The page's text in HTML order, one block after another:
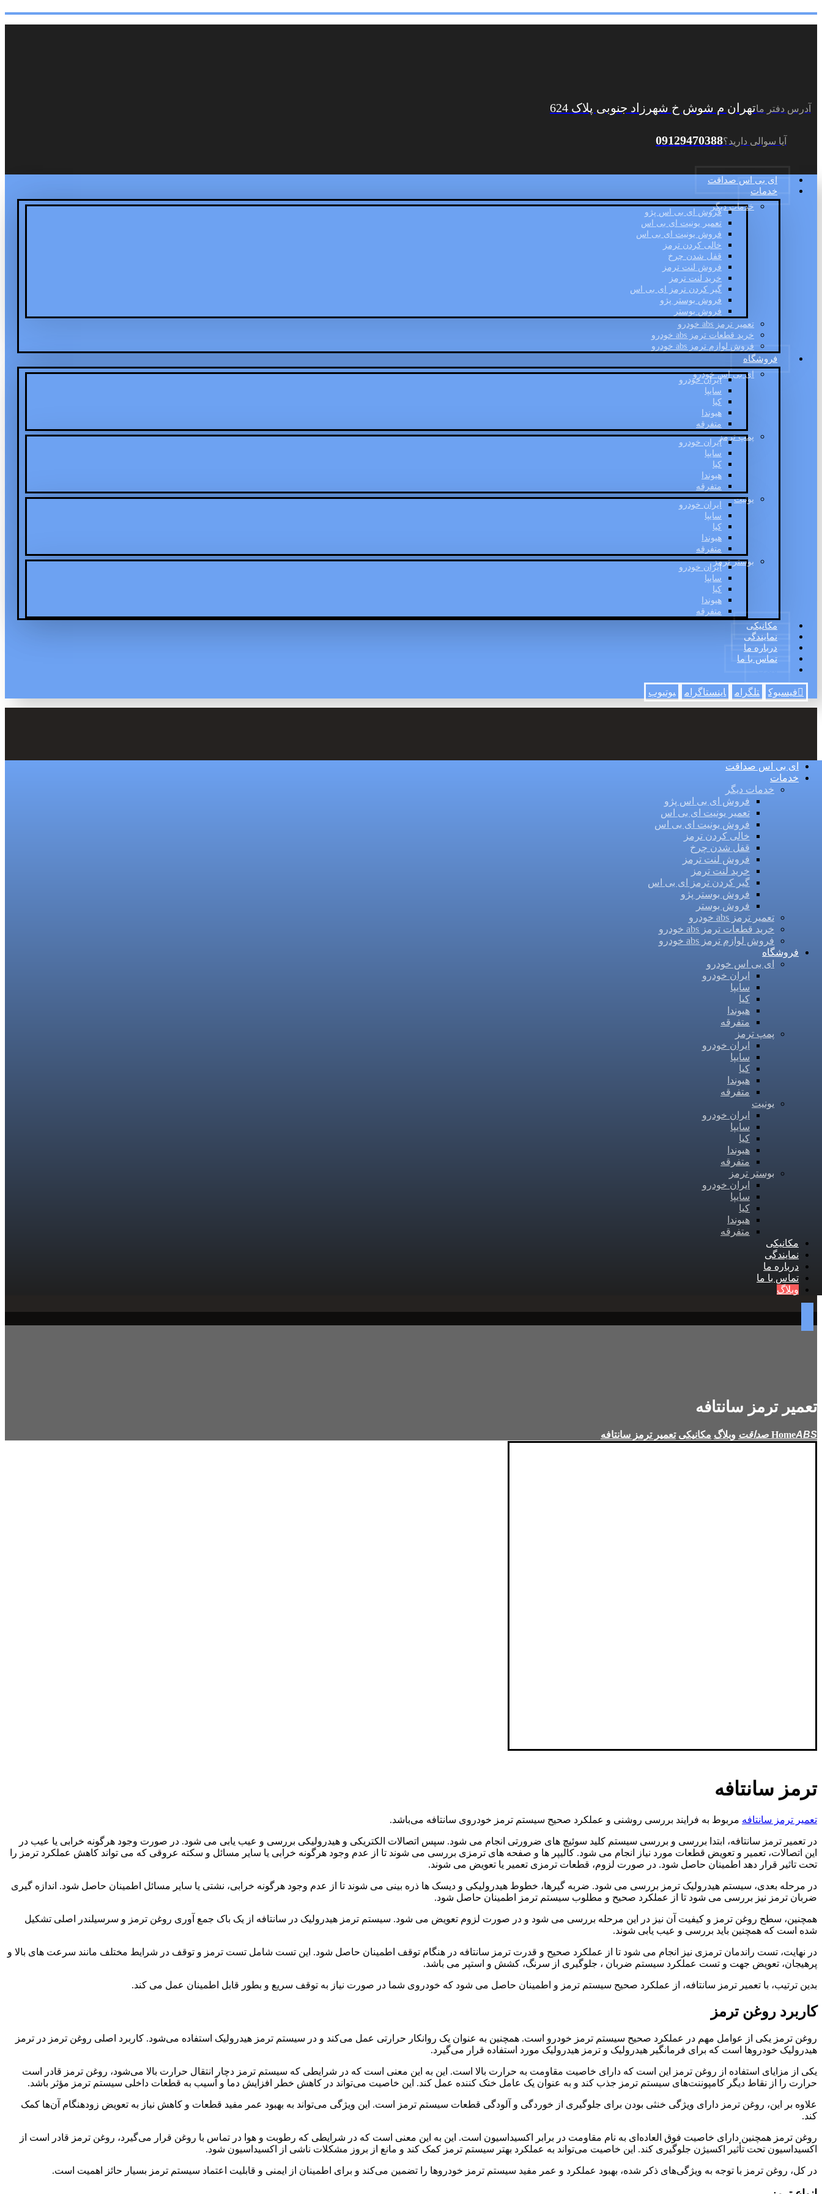
آدرس دفتر ماتهران م شوش خ شهرزاد جنوبی پلاک 624
آیا سوالی دارید؟09129470388
ای بی اس صداقت
خدمات
خدمات دیگر
فروش ای بی اس پژو
تعمیر یونیت ای بی اس
فروش یونیت ای بی اس
خالی کردن ترمز
قفل شدن چرخ
فروش لنت ترمز
خرید لنت ترمز
گیر کردن ترمز ای بی اس
فروش بوستر پژو
فروش بوستر
تعمیر ترمز abs خودرو
خرید قطعات ترمز abs خودرو
فروش لوازم ترمز abs خودرو
فروشگاه
ای بی اس خودرو
ایران خودرو
سایپا
کیا
هیوندا
متفرقه
پمپ ترمز
ایران خودرو
سایپا
کیا
هیوندا
متفرقه
یونیت
ایران خودرو
سایپا
کیا
هیوندا
متفرقه
بوستر ترمز
ایران خودرو
سایپا
کیا
هیوندا
متفرقه
مکانیکی
نمایندگی
درباره ما
تماس با ما
فیسبوک تلگرام اینستاگرام یوتیوب
ای بی اس صداقت
خدمات
خدمات دیگر
فروش ای بی اس پژو
تعمیر یونیت ای بی اس
فروش یونیت ای بی اس
خالی کردن ترمز
قفل شدن چرخ
فروش لنت ترمز
خرید لنت ترمز
گیر کردن ترمز ای بی اس
فروش بوستر پژو
فروش بوستر
تعمیر ترمز abs خودرو
خرید قطعات ترمز abs خودرو
فروش لوازم ترمز abs خودرو
فروشگاه
ای بی اس خودرو
ایران خودرو
سایپا
کیا
هیوندا
متفرقه
پمپ ترمز
ایران خودرو
سایپا
کیا
هیوندا
متفرقه
یونیت
ایران خودرو
سایپا
کیا
هیوندا
متفرقه
بوستر ترمز
ایران خودرو
سایپا
کیا
هیوندا
متفرقه
مکانیکی
نمایندگی
درباره ما
تماس با ما
وبلاگ
تعمیر ترمز سانتافه
Home وبلاگ مکانیکی تعمیر ترمز سانتافه
ترمز سانتافه
تعمیر ترمز سانتافه مربوط به فرایند بررسی روشنی و عملکرد صحیح سیستم ترمز خودروی سانتافه می‌باشد.
در تعمیر ترمز سانتافه، ابتدا بررسی و بررسی سیستم کلید سوئیچ های ضرورتی انجام می شود. سپس اتصالات الکتریکی و هیدرولیکی بررسی و عیب یابی می شود. در صورت وجود هرگونه خرابی یا عیب در
این اتصالات، تعمیر و تعویض قطعات مورد نیاز انجام می شود. کالیپر ها و صفحه های ترمزی بررسی می شوند تا از عدم وجود هرگونه خرابی یا سایر مسائل و سکته عروقی که می تواند کاهش عملکرد ترمز را
تحت تاثیر قرار دهد اطمینان حاصل شود. در صورت لزوم، قطعات ترمزی تعمیر یا تعویض می شوند.
در مرحله بعدی، سیستم هیدرولیک ترمز بررسی می شود. ضربه گیرها، خطوط هیدرولیکی و دیسک ها ذره بینی می شوند تا از عدم وجود هرگونه خرابی، نشتی یا سایر مسائل اطمینان حاصل شود. اندازه گیری
ضربان ترمز نیز بررسی می شود تا از عملکرد صحیح و مطلوب سیستم ترمز اطمینان حاصل شود.
همچنین، سطح روغن ترمز و کیفیت آن نیز در این مرحله بررسی می شود و در صورت لزوم تعویض می شود. سیستم ترمز هیدرولیک در سانتافه از یک باک جمع آوری روغن ترمز و سرسیلندر اصلی تشکیل
شده است که همچنین باید بررسی و عیب یابی شوند.
در نهایت، تست راندمان ترمزی نیز انجام می شود تا از عملکرد صحیح و قدرت ترمز سانتافه در هنگام توقف اطمینان حاصل شود. این تست شامل تست ترمز و توقف در شرایط مختلف مانند سرعت های بالا و
پرهیجان، تعویض جهت و تست عملکرد سیستم ضربان ، جلوگیری از سرنگ، کشش و استپر می باشد.
بدین ترتیب، با تعمیر ترمز سانتافه، از عملکرد صحیح سیستم ترمز و اطمینان حاصل می شود که خودروی شما در صورت نیاز به توقف سریع و بطور قابل اطمینان عمل می کند.
کاربرد روغن ترمز
روغن ترمز یکی از عوامل مهم در عملکرد صحیح سیستم ترمز خودرو است. همچنین به عنوان یک روانکار حرارتی عمل می‌کند و در سیستم ترمز هیدرولیک استفاده می‌شود. کاربرد اصلی روغن ترمز در ترمز
هیدرولیک خودروها است که برای فرمانگیر هیدرولیک و ترمز هیدرولیک مورد استفاده قرار می‌گیرد.
یکی از مزایای استفاده از روغن ترمز این است که دارای خاصیت مقاومت به حرارت بالا است. این به این معنی است که در شرایطی که سیستم ترمز دچار انتقال حرارت بالا می‌شود، روغن ترمز قادر است
حرارت را از نقاط دیگر کامپوننت‌های سیستم ترمز جذب کند و به عنوان یک عامل خنک کننده عمل کند. این خاصیت می‌تواند در کاهش خطر افزایش دما و آسیب به قطعات داخلی سیستم ترمز مؤثر باشد.
علاوه بر این، روغن ترمز دارای ویژگی خنثی بودن برای جلوگیری از خوردگی و آلودگی قطعات سیستم ترمز است. این ویژگی می‌تواند به بهبود عمر مفید قطعات و کاهش نیاز به تعویض زودهنگام آن‌ها کمک
کند.
روغن ترمز همچنین دارای خاصیت فوق العاده‌ای به نام مقاومت در برابر اکسیداسیون است. این به این معنی است که در شرایطی که رطوبت و هوا در تماس با روغن قرار می‌گیرد، روغن ترمز قادر است از
اکسیداسیون تحت تأثیر اکسیژن جلوگیری کند. این خاصیت می‌تواند به عملکرد بهتر سیستم ترمز کمک کند و مانع از بروز مشکلات ناشی از اکسیداسیون شود.
در کل، روغن ترمز با توجه به ویژگی‌های ذکر شده، بهبود عملکرد و عمر مفید سیستم ترمز خودروها را تضمین می‌کند و برای اطمینان از ایمنی و قابلیت اعتماد سیستم ترمز بسیار حائز اهمیت است.